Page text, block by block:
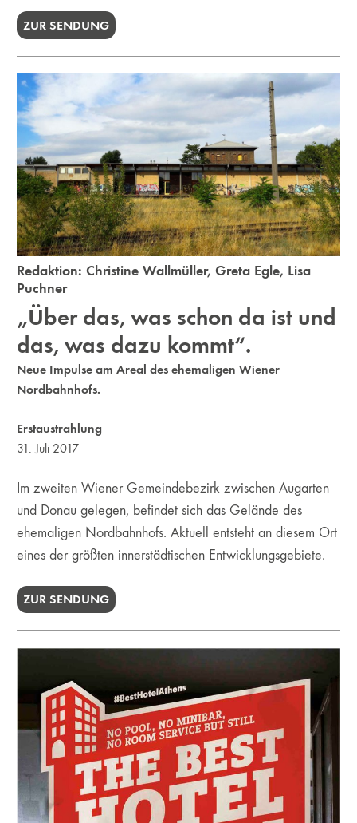
ZUR SENDUNG
Redaktion:Christine Wallmüller,Greta Egle, Lisa
Puchner
„Über das, was schon da ist und
das, was dazu kommt“.
Neue Impulse am Areal des ehemaligen Wiener
Nordbahnhofs.
Erstaustrahlung
31. Juli 2017
Im zweiten Wiener Gemeindebezirk zwischen Augarten
und Donau gelegen, befindet sich das Gelände des
ehemaligen Nordbahnhofs. Aktuell entsteht an diesem Ort
eines der größten innerstädtischen Entwicklungsgebiete.
ZUR SENDUNG